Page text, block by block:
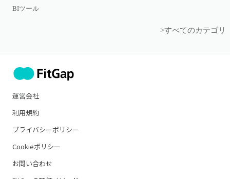
BIツール
>すべてのカテゴリ
運営会社
利用規約
プライバシーポリシー
Cookieポリシー
お問い合わせ